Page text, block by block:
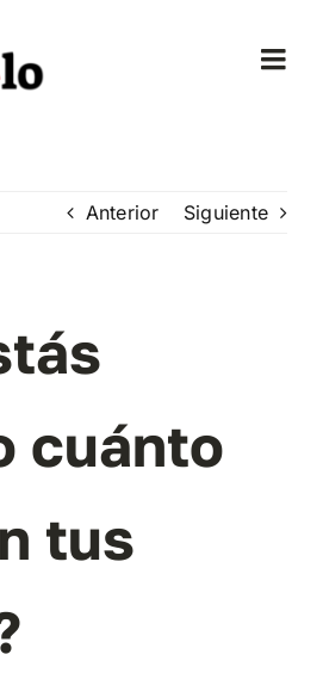
Conócenos
Trasteros
Mudanzas
Contacto
Mi cuenta
Anterior Siguiente
cuánto
tus